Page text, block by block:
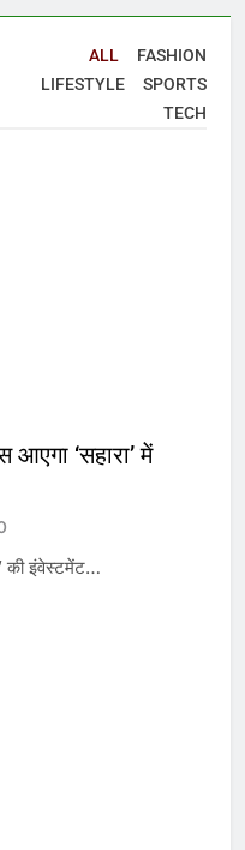
ALL
FASHION
LIFESTYLE
SPORTS
TECH
‘सहारा’ में
की इंवेस्टमेंट…